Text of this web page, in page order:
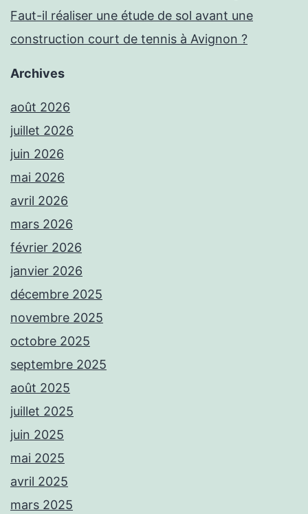
Faut-il réaliser une étude de sol avant une
construction court de tennis à Avignon ?
Archives
août 2026
juillet 2026
juin 2026
mai 2026
avril 2026
mars 2026
février 2026
janvier 2026
décembre 2025
novembre 2025
octobre 2025
septembre 2025
août 2025
juillet 2025
juin 2025
mai 2025
avril 2025
mars 2025